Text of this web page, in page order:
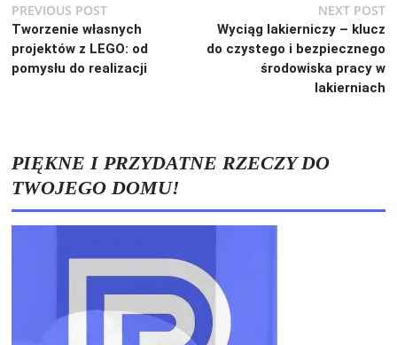
Nawigacja
wpisu
PREVIOUS POSTPrevious
post:
Tworzenie własnych
projektów z LEGO: od
pomysłu do realizacji
NEXT POST
Wyciąg lakierniczy – klucz
do czystego i bezpiecznego
środowiska pracy w
lakierniach
PIĘKNE I PRZYDATNE RZECZY DO
TWOJEGO DOMU!